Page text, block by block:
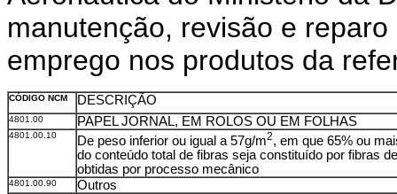
manutenção, revisão e
emprego nos produtos da
CÓDIGO NCM DESCRIÇÃO
4801.00 PAPEL JORNAL, EM ROLOS OU EM FOLHAS
4801.00.10 De peso inferior ou igual a 57g/m2, em que 65% ou
do conteúdo total de fibras seja constituído por fibras
obtidas por processo mecânico
4801.00.90 Outros